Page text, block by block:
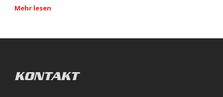
Mehr lesen
KONTAKT